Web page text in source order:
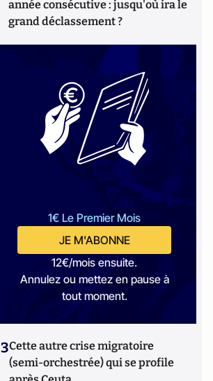
année consécutive : jusqu'où ira le
grand déclassement ?
1€ Le Premier Mois
JE M'ABONNE
12€/mois ensuite.
Annulez ou mettez en pause à
tout moment.
3Cette autre crise migratoire
(semi-orchestrée) qui se profile